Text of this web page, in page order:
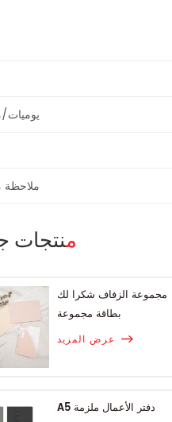
منتجات
مجموعة الزفاف شكرا لك
بطاقة مجموعة
عرض المزيد
A5 دفتر الأعمال ملزمة